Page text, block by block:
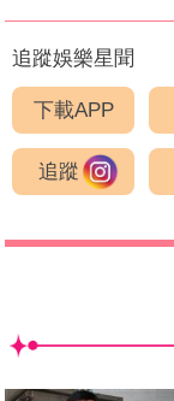
追蹤娛樂星聞
下載APP
追蹤